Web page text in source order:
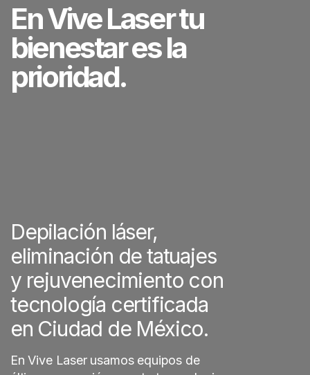
En Vive Laser tu
bienestar es la
prioridad.
Depilación láser,
eliminación de tatuajes
y rejuvenecimiento con
tecnología certificada
en Ciudad de México.
En Vive Laser usamos equipos de